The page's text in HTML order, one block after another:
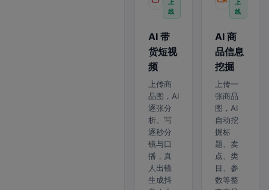
上
线
AI 带
货短视
频
上传商
品图，AI
逐张分
析、写
逐秒分
镜与口
播，真
人出镜
生成抖
上
线
AI 商
品信息
挖掘
上传一
张商品
图，AI
自动挖
掘标
题、卖
点、类
目、参
数等整